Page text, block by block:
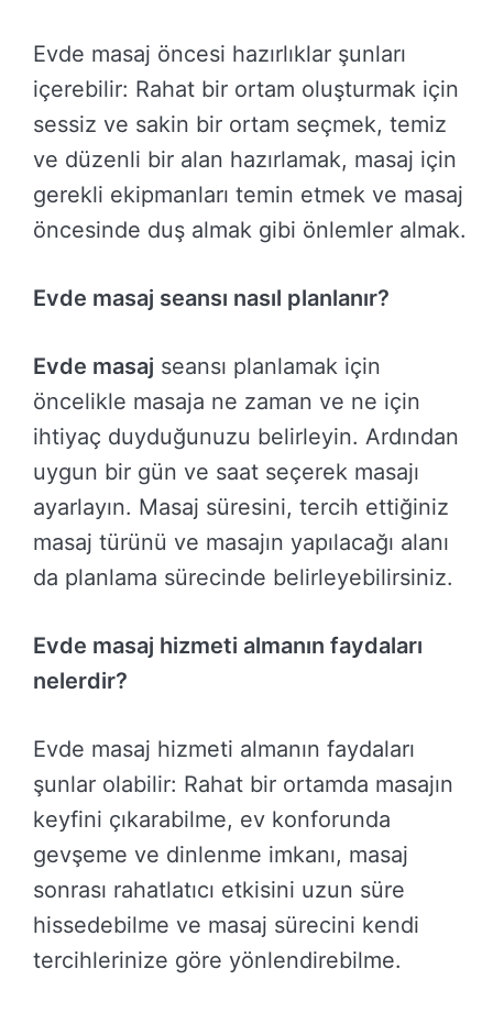
Evde masaj öncesi hazırlıklar şunları
içerebilir: Rahat bir ortam oluşturmak için
sessiz ve sakin bir ortam seçmek, temiz
ve düzenli bir alan hazırlamak, masaj için
gerekli ekipmanları temin etmek ve masaj
öncesinde duş almak gibi önlemler almak.
Evde masaj seansı nasıl planlanır?
Evde masaj seansı planlamak için
öncelikle masaja ne zaman ve ne için
ihtiyaç duyduğunuzu belirleyin. Ardından
uygun bir gün ve saat seçerek masajı
ayarlayın. Masaj süresini, tercih ettiğiniz
masaj türünü ve masajın yapılacağı alanı
da planlama sürecinde belirleyebilirsiniz.
Evde masaj hizmeti almanın faydaları
nelerdir?
Evde masaj hizmeti almanın faydaları
şunlar olabilir: Rahat bir ortamda masajın
keyfini çıkarabilme, ev konforunda
gevşeme ve dinlenme imkanı, masaj
sonrası rahatlatıcı etkisini uzun süre
hissedebilme ve masaj sürecini kendi
tercihlerinize göre yönlendirebilme.